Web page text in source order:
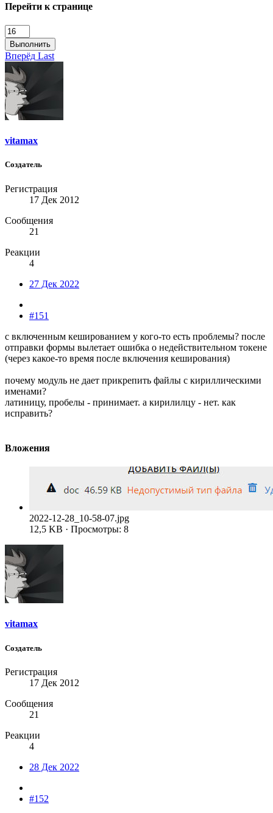
Перейти к странице
Выполнить
Вперёд Last
vitamax
Создатель
Регистрация
17 Дек 2012
Сообщения
21
Реакции
4
27 Дек 2022
#151
с включенным кешированием у кого-то есть проблемы? после
отправки формы вылетает ошибка о недействительном токене
(через какое-то время после включения кеширования)
почему модуль не дает прикрепить файлы с кириллическими
именами?
латиницу, пробелы - принимает. а кирилилцу - нет. как
исправить?
Вложения
2022-12-28_10-58-07.jpg
12,5 KB · Просмотры: 8
vitamax
Создатель
Регистрация
17 Дек 2012
Сообщения
21
Реакции
4
28 Дек 2022
#152